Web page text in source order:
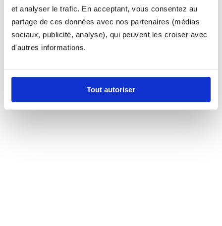
et analyser le trafic. En acceptant, vous consentez au
partage de ces données avec nos partenaires (médias
sociaux, publicité, analyse), qui peuvent les croiser avec
d'autres informations.
Tout autoriser